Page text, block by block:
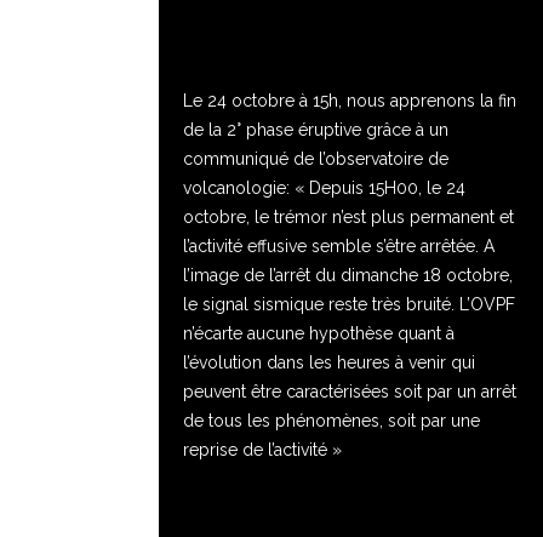
Le 24 octobre à 15h, nous apprenons la fin
de la 2° phase éruptive grâce à un
communiqué de l’observatoire de
volcanologie: « Depuis 15H00, le 24
octobre, le trémor n’est plus permanent et
l’activité effusive semble s’être arrêtée. A
l’image de l’arrêt du dimanche 18 octobre,
le signal sismique reste très bruité. L’OVPF
n’écarte aucune hypothèse quant à
l’évolution dans les heures à venir qui
peuvent être caractérisées soit par un arrêt
de tous les phénomènes, soit par une
reprise de l’activité »